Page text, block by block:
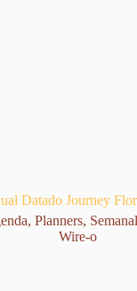
Datado Journey
, Planners,
Wire-o